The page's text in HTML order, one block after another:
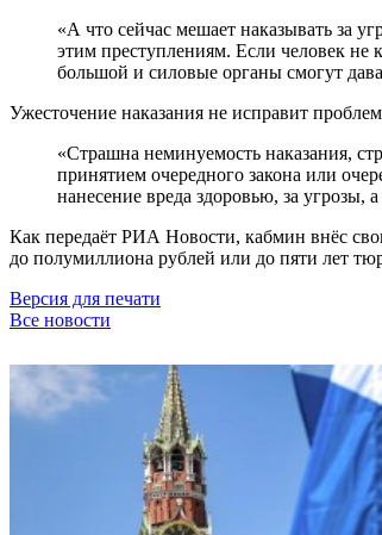
«А что сейчас мешает наказывать за
этим преступлениям. Если человек не
большой и силовые органы смогут
Ужесточение наказания не исправит
«Страшна неминуемость наказания,
принятием очередного закона или
нанесение вреда здоровью, за угрозы,
Как передаёт РИА Новости, кабмин внёс
до полумиллиона рублей или до пяти лет
Версия для печати
Все новости